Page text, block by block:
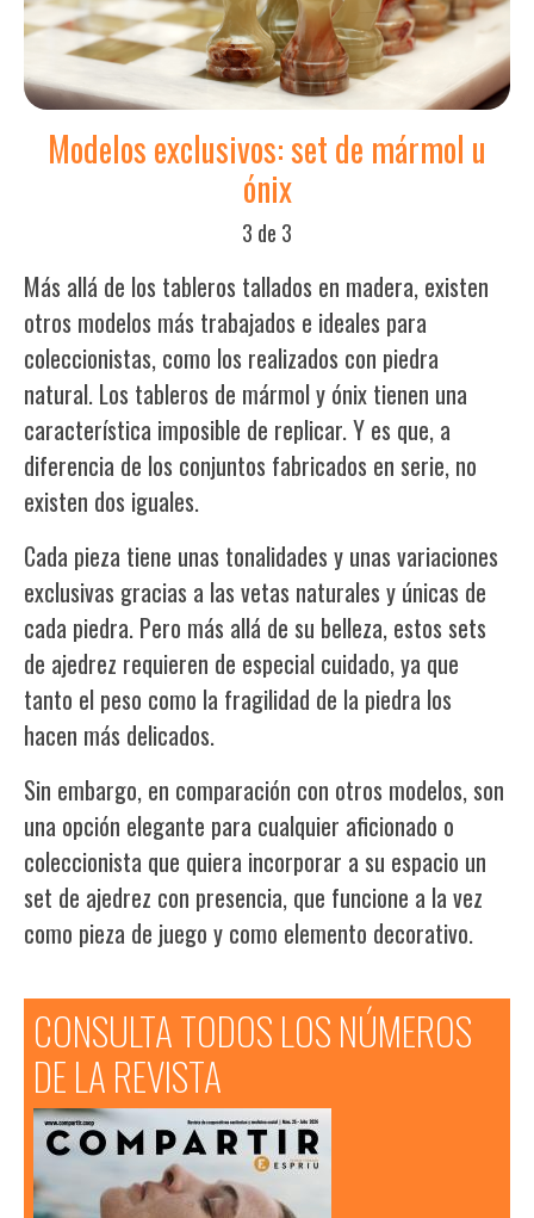
Modelos exclusivos: set de mármol u
ónix
3 de 3
Más allá de los tableros tallados en madera, existen
otros modelos más trabajados e ideales para
coleccionistas, como los realizados con piedra
natural. Los tableros de mármol y ónix tienen una
característica imposible de replicar. Y es que, a
diferencia de los conjuntos fabricados en serie, no
existen dos iguales.
Cada pieza tiene unas tonalidades y unas variaciones
exclusivas gracias a las vetas naturales y únicas de
cada piedra. Pero más allá de su belleza, estos sets
de ajedrez requieren de especial cuidado, ya que
tanto el peso como la fragilidad de la piedra los
hacen más delicados.
Sin embargo, en comparación con otros modelos, son
una opción elegante para cualquier aficionado o
coleccionista que quiera incorporar a su espacio un
set de ajedrez con presencia, que funcione a la vez
como pieza de juego y como elemento decorativo.
CONSULTA TODOS LOS NÚMEROS
DE LA REVISTA